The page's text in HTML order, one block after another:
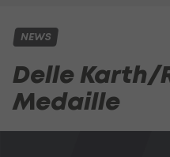
NEWS
Delle Karth/
Medaille